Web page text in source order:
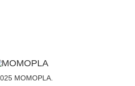
MOMOPLA.